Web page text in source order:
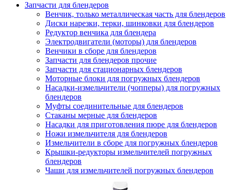
Запчасти для блендеров
Венчик, только металлическая часть для блендеров
Диски нарезки, терки, шинковки для блендеров
Редуктор венчика для блендера
Электродвигатели (моторы) для блендеров
Венчики в сборе для блендеров
Запчасти для блендеров прочие
Запчасти для стационарных блендеров
Моторные блоки для погружных блендеров
Насадки-измельчители (чопперы) для погружных
блендеров
Муфты соединительные для блендеров
Стаканы мерные для блендеров
Насадки для приготовления пюре для блендеров
Ножи измельчителя для блендеров
Измельчители в сборе для погружных блендеров
Крышки-редукторы измельчителей погружных
блендеров
Чаши для измельчителей погружных блендеров